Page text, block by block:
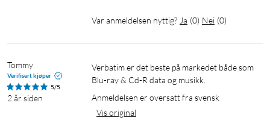
Var anmeldelsen nyttig? Ja (0) Nei (0)
Tommy
Verifisert kjøper
5/5
2 år siden
Verbatim er det beste på markedet både som
Blu-ray & Cd-R data og musikk.
Anmeldelsen er oversatt fra svensk
Vis original